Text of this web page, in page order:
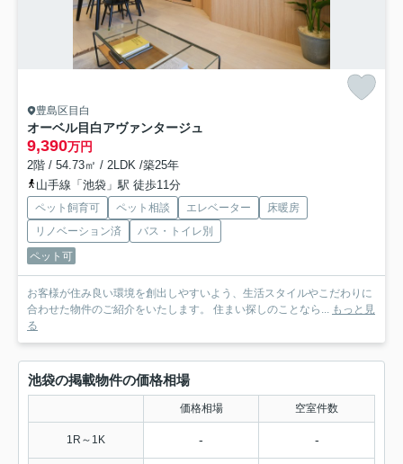
豊島区目白
オーベル目白アヴァンタージュ
9,390万円
2階 / 54.73㎡ / 2LDK /築25年
山手線「池袋」駅 徒歩11分
ペット飼育可 ペット相談 エレベーター
床暖房
リノベーション済
バス・トイレ別
ペット可
お客様が住み良い環境を創出しやすいよう、生活スタイルやこだわりに
合わせた物件のご紹介をいたします。 住まい探しのことなら... もっと見
る
池袋の掲載物件の価格相場
価格相場 空室件数
1R～1K - -